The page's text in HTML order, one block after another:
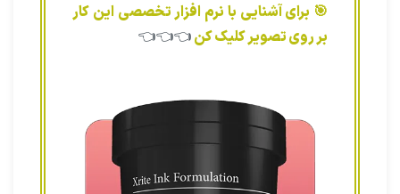
🎯 برای آشنایی با نرم افزار تخصصی این کار
بر روی تصویر کلیک کن👈👈👈